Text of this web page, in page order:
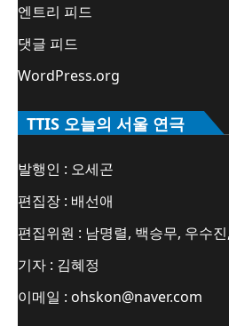
엔트리 피드
댓글 피드
WordPress.org
TTIS 오늘의 서울 연극
발행인 : 오세곤
편집장 : 배선애
편집위원 : 남명렬, 백승무, 우수
기자 : 김혜정
이메일 : ohskon@naver.com